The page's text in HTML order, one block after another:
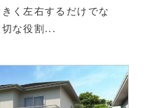
く左右するだけでな
切な役割...